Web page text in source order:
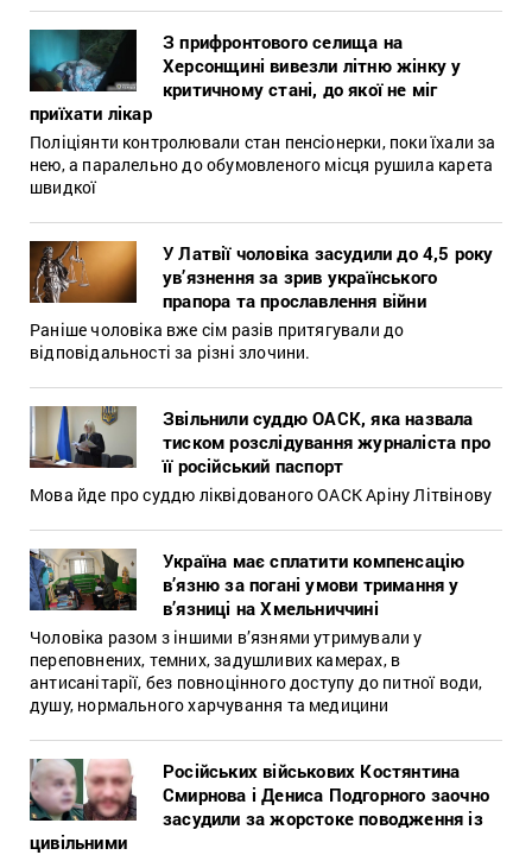
З прифронтового селища на
Херсонщині вивезли літню жінку у
критичному стані, до якої не міг
приїхати лікар
Поліціянти контролювали стан пенсіонерки, поки їхали за
нею, а паралельно до обумовленого місця рушила карета
швидкої
У Латвії чоловіка засудили до 4,5 року
ув’язнення за зрив українського
прапора та прославлення війни
Раніше чоловіка вже сім разів притягували до
відповідальності за різні злочини.
Звільнили суддю ОАСК, яка назвала
тиском розслідування журналіста про
її російський паспорт
Мова йде про суддю ліквідованого ОАСК Аріну Літвінову
Україна має сплатити компенсацію
в’язню за погані умови тримання у
в’язниці на Хмельниччині
Чоловіка разом з іншими в’язнями утримували у
переповнених, темних, задушливих камерах, в
антисанітарії, без повноцінного доступу до питної води,
душу, нормального харчування та медицини
Російських військових Костянтина
Смирнова і Дениса Подгорного заочно
засудили за жорстоке поводження із
цивільними